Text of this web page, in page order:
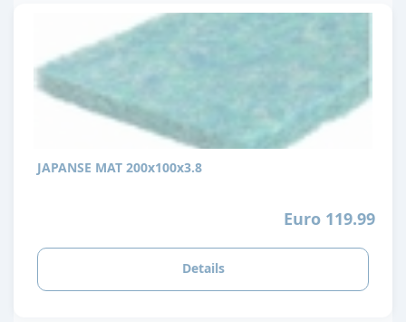
JAPANSE MAT 200x100x3.8
Euro 119.99
Details